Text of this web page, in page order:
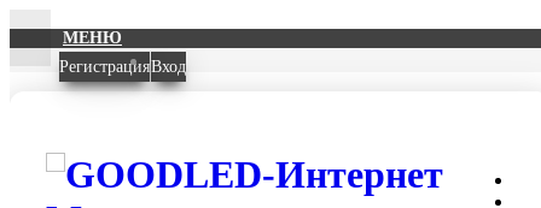
МЕНЮ
РегистрацияВход